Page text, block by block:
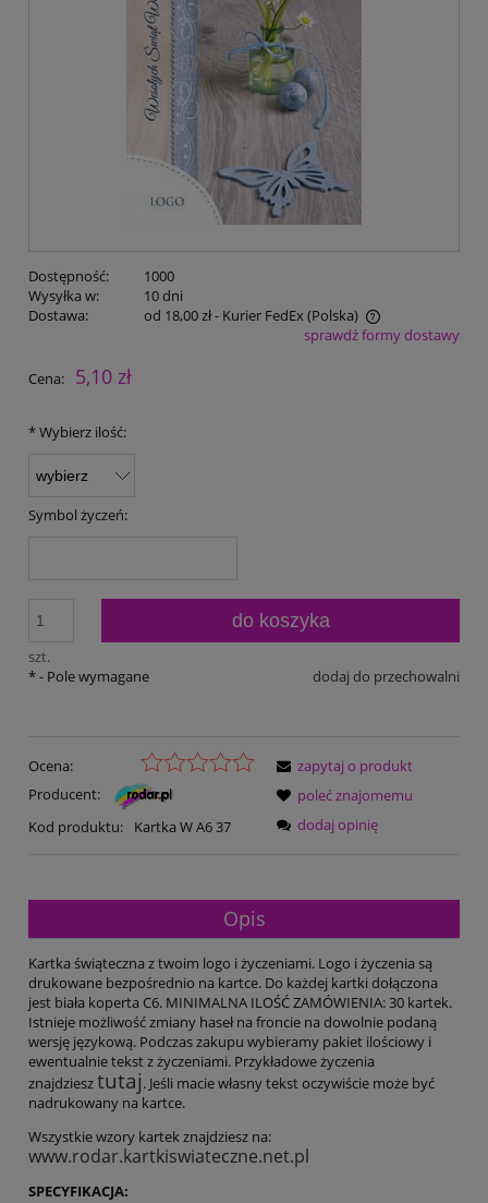
Dostępność:
1000
Wysyłka w:
10 dni
Dostawa:
od 18,00 zł- Kurier FedEx(Polska)
Cena nie zawiera ewentualnych kosztów płatnościsprawdź formy dostawy
Cena: 5,10 zł
*Wybierz ilość:
Symbol życzeń:
szt.
do koszyka
dodaj do przechowalni
*- Pole wymagane
Ocena:
Producent:
Kod produktu:
Kartka W A6 37
zapytaj o produkt
poleć znajomemu
dodaj opinię
Opis
Kartka świąteczna z twoim logo i życzeniami. Logo i życzenia są
drukowane bezpośrednio na kartce. Do każdej kartki dołączona
jest biała koperta C6. MINIMALNA ILOŚĆ ZAMÓWIENIA: 30 kartek.
Istnieje możliwość zmiany haseł na froncie na dowolnie podaną
wersję językową. Podczas zakupu wybieramy pakiet ilościowy i
ewentualnie tekst z życzeniami. Przykładowe życzenia
znajdziesztutaj. Jeśli macie własny tekst oczywiście może być
nadrukowany na kartce.
Wszystkie wzory kartek znajdziesz na:
www.rodar.kartkiswiateczne.net.pl
SPECYFIKACJA: